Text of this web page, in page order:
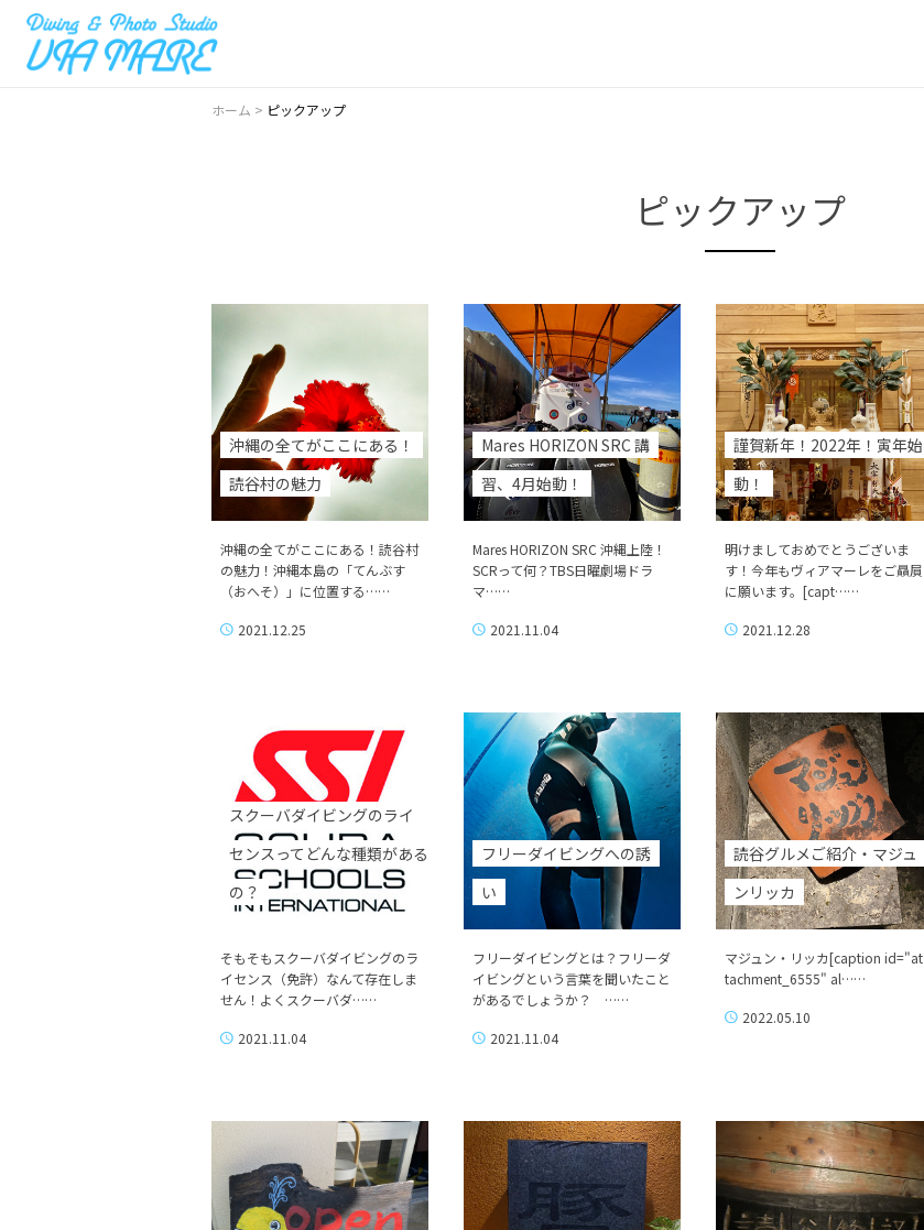
ホーム > ピックアップ
ピックアップ
沖縄の全てがここにある！
読谷村の魅力
沖縄の全てがここにある！読谷村
の魅力！沖縄本島の「てんぶす
（おへそ）」に位置する……
2021.12.25
Mares HORIZON SRC 講
習、4月始動！
Mares HORIZON SRC 沖縄上陸！
SCRって何？TBS日曜劇場ドラ
マ……
2021.11.04
謹賀新年！2022年！寅年始
動！
明けましておめでとうございま
す！今年もヴィアマーレをご贔屓
に願います。[capt……
2021.12.28
スクーバダイビングのライ
センスってどんな種類がある
の？
そもそもスクーバダイビングのラ
イセンス（免許）なんて存在しま
せん！よくスクーバダ……
2021.11.04
フリーダイビングへの誘
い
フリーダイビングとは？フリーダ
イビングという言葉を聞いたこと
があるでしょうか？ ……
2021.11.04
読谷グルメご紹介・マジュ
ンリッカ
マジュン・リッカ[caption id="at
tachment_6555" al……
2022.05.10